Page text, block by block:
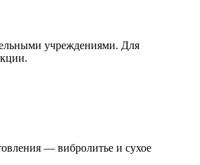
учреждениями. Для
— вибролитье и сухое